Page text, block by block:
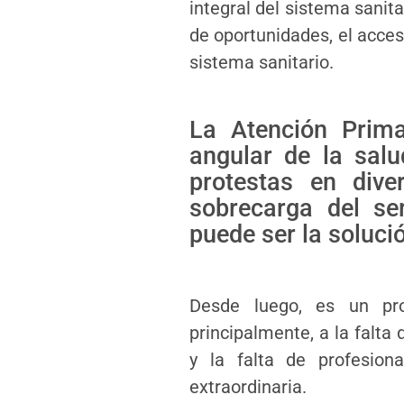
integral del sistema
de oportunidades, el
sistema sanitario.
La Atención
angular de la
protestas en
sobrecarga del
puede ser la
Desde luego, es un
principalmente, a la falta
y la falta de
extraordinaria.